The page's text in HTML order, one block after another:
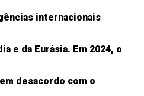
internacionais
e da Eurásia. Em 2024, o
desacordo com o